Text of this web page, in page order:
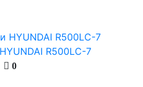
R500LC-7
0